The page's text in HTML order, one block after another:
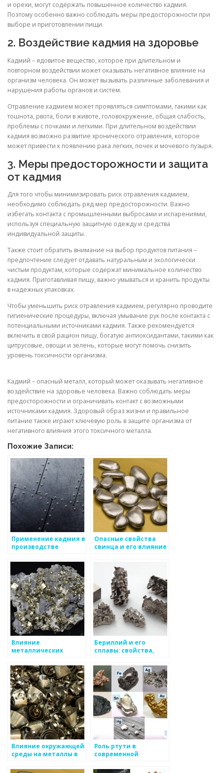
и орехи, могут содержать повышенное количество кадмия.
Поэтому особенно важно соблюдать меры предосторожности при
выборе и приготовлении пищи.
2. Воздействие кадмия на здоровье
Кадмий – ядовитое вещество, которое при длительном и
повторном воздействии может оказывать негативное влияние на
организм человека. Он может вызывать различные заболевания и
нарушения работы органов и систем.
Отравление кадмием может проявляться симптомами, такими как
тошнота, рвота, боли в животе, головокружение, общая слабость,
проблемы с почками и легкими. При длительном воздействии
кадмия возможно развитие хронического отравления, которое
может привести к появлению рака легких, почек и мочевого пузыря.
3. Меры предосторожности и защита
от кадмия
Для того чтобы минимизировать риск отравления кадмием,
необходимо соблюдать ряд мер предосторожности. Важно
избегать контакта с промышленными выбросами и испарениями,
используя специальную защитную одежду и средства
индивидуальной защиты.
Также стоит обратить внимание на выбор продуктов питания –
предпочтение следует отдавать натуральным и экологически
чистым продуктам, которые содержат минимальное количество
кадмия. Приготавливая пищу, важно умываться и хранить продукты
в надежных упаковках.
Чтобы уменьшить риск отравления кадмием, регулярно проводите
гигиенические процедуры, включая умывание рук после контакта с
потенциальными источниками кадмия. Также рекомендуется
включить в свой рацион пищу, богатую антиоксидантами, такими как
цитрусовые, овощи и зелень, которые могут помочь снизить
уровень токсичности организма.
Кадмий – опасный металл, который может оказывать негативное
воздействие на здоровье человека. Важно соблюдать меры
предосторожности и ограничивать контакт с возможными
источниками кадмия. Здоровый образ жизни и правильное
питание также играют ключевую роль в защите организма от
негативного влияния этого токсичного металла.
Похожие Записи:
Применение кадмия в
производстве
полупроводников
Опасные свойства
свинца и его влияние
Влияние
металлических
окружающую среду
Бериллий и его
сплавы: свойства,
особенности
Влияние окружающей
среды на металлы в
Роль ртути в
современной